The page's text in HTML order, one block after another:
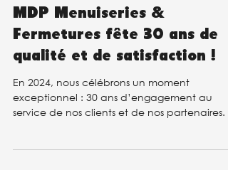
MDP Menuiseries &
Fermetures fête 30 ans de
qualité et de satisfaction !
En 2024, nous célébrons un moment
exceptionnel : 30 ans d’engagement au